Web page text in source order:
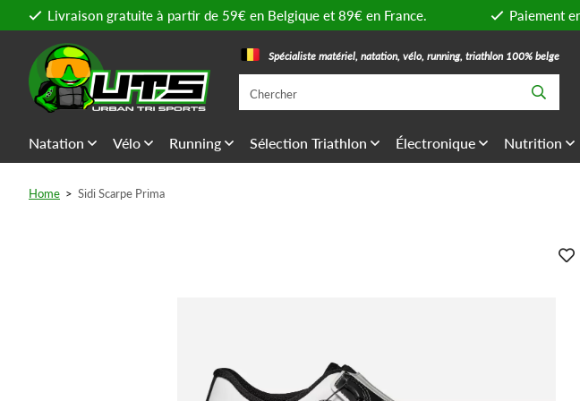
Livraison gratuite à partir de 59€ en Belgique et 89€ en France. Paiement
Spécialiste matériel, natation, vélo, running, triathlon 100% belge
Natation Vélo Running Sélection Triathlon Électronique Nutrition
Home > Sidi Scarpe Prima